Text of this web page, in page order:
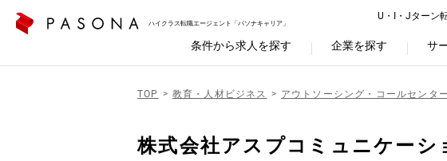
ハイクラス転職エージェント「パソナキャリア」
U・I・Jターン
条件から求人を探す 企業を探す サ
TOP 教育・人材ビジネス アウトソーシング・コールセンター
株式会社アスプコミュニケーシ